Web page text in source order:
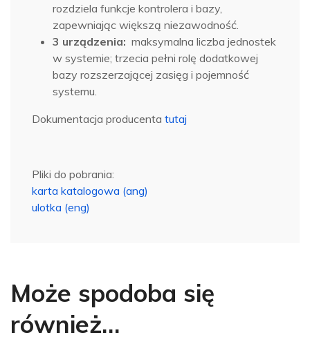
rozdziela funkcje kontrolera i bazy,
zapewniając większą niezawodność.
3 urządzenia: maksymalna liczba jednostek
w systemie; trzecia pełni rolę dodatkowej
bazy rozszerzającej zasięg i pojemność
systemu.
Dokumentacja producenta tutaj
Pliki do pobrania:
karta katalogowa (ang)
ulotka (eng)
Może spodoba się
również…